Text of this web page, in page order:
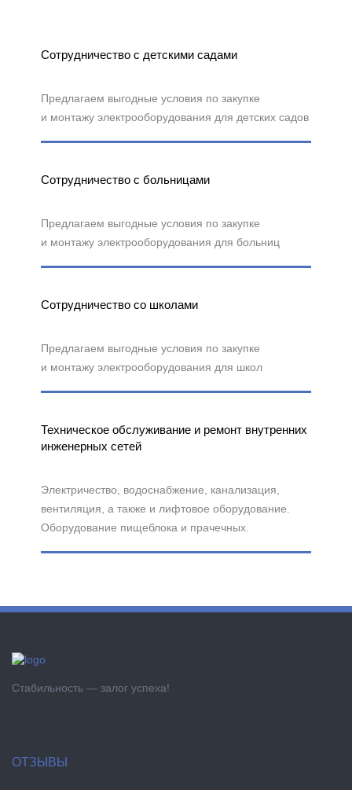
Сотрудничество с детскими садами
Предлагаем выгодные условия по закупке
и монтажу электрооборудования для детских садов
Сотрудничество с больницами
Предлагаем выгодные условия по закупке
и монтажу электрооборудования для больниц
Сотрудничество со школами
Предлагаем выгодные условия по закупке
и монтажу электрооборудования для школ
Техническое обслуживание и ремонт внутренних
инженерных сетей
Электричество, водоснабжение, канализация,
вентиляция, а также и лифтовое оборудование.
Оборудование пищеблока и прачечных.
Стабильность — залог успеха!
ОТЗЫВЫ